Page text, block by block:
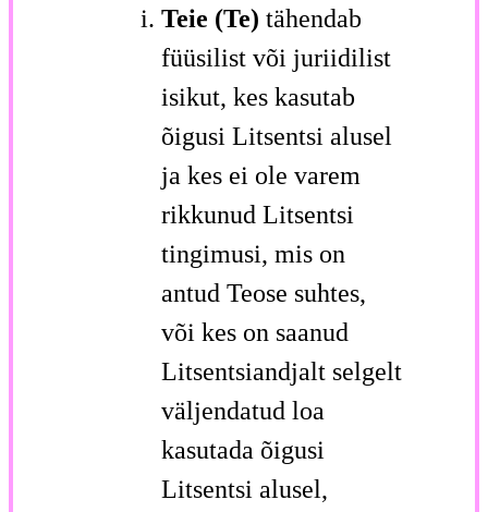
Teie (Te) tähendab
füüsilist või juriidilist
isikut, kes kasutab
õigusi Litsentsi alusel
ja kes ei ole varem
rikkunud Litsentsi
tingimusi, mis on
antud Teose suhtes,
või kes on saanud
Litsentsiandjalt selgelt
väljendatud loa
kasutada õigusi
Litsentsi alusel,